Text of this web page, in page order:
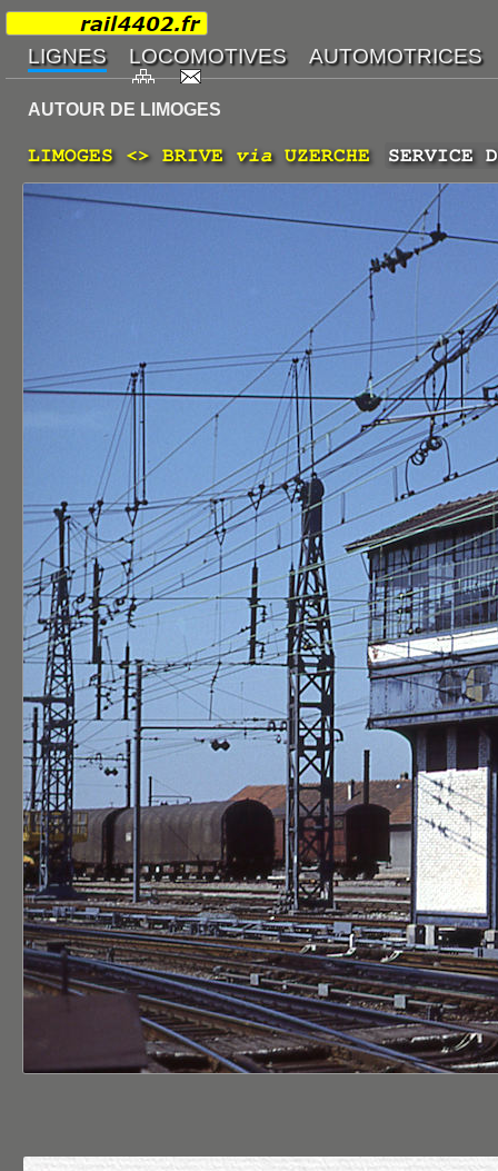
AUTOUR DE LIMOGES
LIMOGES <> BRIVE viaUZERCHE SERVICE